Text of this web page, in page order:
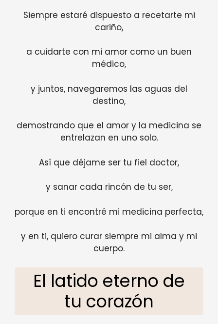
Siempre estaré dispuesto a recetarte mi
cariño,
a cuidarte con mi amor como un buen
médico,
y juntos, navegaremos las aguas del
destino,
demostrando que el amor y la medicina se
entrelazan en uno solo.
Así que déjame ser tu fiel doctor,
y sanar cada rincón de tu ser,
porque en ti encontré mi medicina perfecta,
y en ti, quiero curar siempre mi alma y mi
cuerpo.
El latido eterno de
tu corazón